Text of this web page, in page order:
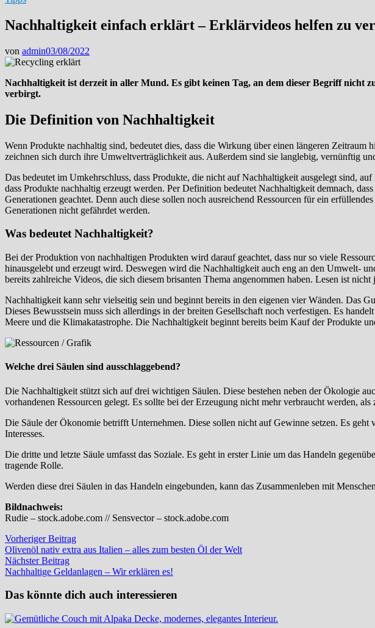
Nachhaltigkeit einfach erklärt – Erklärvideos helfen zu
von admin03/08/2022
Nachhaltigkeit ist derzeit in aller Mund. Es gibt keinen Tag, an dem dieser Begriff nicht
verbirgt.
Die Definition von Nachhaltigkeit
Wenn Produkte nachhaltig sind, bedeutet dies, dass die Wirkung über einen längeren
zeichnen sich durch ihre Umweltverträglichkeit aus. Außerdem sind sie langlebig, vernünftig
Das bedeutet im Umkehrschluss, dass Produkte, die nicht auf Nachhaltigkeit ausgelegt sind,
dass Produkte nachhaltig erzeugt werden. Per Definition bedeutet Nachhaltigkeit demnach,
Generationen geachtet. Denn auch diese sollen noch ausreichend Ressourcen für ein
Generationen nicht gefährdet werden.
Was bedeutet Nachhaltigkeit?
Bei der Produktion von nachhaltigen Produkten wird darauf geachtet, dass nur so viele
hinausgelebt und erzeugt wird. Deswegen wird die Nachhaltigkeit auch eng an den Umwelt-
bereits zahlreiche Videos, die sich diesem brisanten Thema angenommen haben. Lesen ist
Nachhaltigkeit kann sehr vielseitig sein und beginnt bereits in den eigenen vier Wänden. Das
Dieses Bewusstsein muss sich allerdings in der breiten Gesellschaft noch verfestigen. Es
Meere und die Klimakatastrophe. Die Nachhaltigkeit beginnt bereits beim Kauf der Produkte
Welche drei Säulen sind ausschlaggebend?
Die Nachhaltigkeit stützt sich auf drei wichtigen Säulen. Diese bestehen neben der Ökologie
vorhandenen Ressourcen gelegt. Es sollte bei der Erzeugung nicht mehr verbraucht werden, als
Die Säule der Ökonomie betrifft Unternehmen. Diese sollen nicht auf Gewinne setzen. Es
Interesses.
Die dritte und letzte Säule umfasst das Soziale. Es geht in erster Linie um das Handeln
tragende Rolle.
Werden diese drei Säulen in das Handeln eingebunden, kann das Zusammenleben mit
Bildnachweis:
Rudie – stock.adobe.com // Sensvector – stock.adobe.com
Beitragsnavigation
Vorheriger BeitragVorheriger
Beitrag:
Olivenöl nativ extra aus Italien – alles zum besten Öl der Welt
Nächster BeitragNächster
Beitrag:
Nachhaltige Geldanlagen – Wir erklären es!
Das könnte dich auch interessieren